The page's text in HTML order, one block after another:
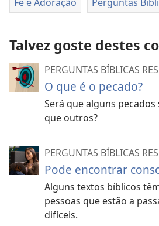
Fé e Adoração Perguntas
Talvez goste destes
PERGUNTAS BÍBLICAS
O que é o pecado?
Será que alguns
que outros?
PERGUNTAS BÍBLICAS
Pode encontrar
Alguns textos bíblicos
pessoas que estão a
difíceis.